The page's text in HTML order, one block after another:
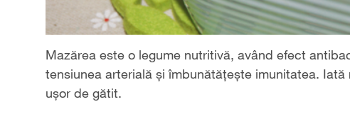
Mazărea este o legume nutritivă, având efect
tensiunea arterială și îmbunătățește imunitatea.
ușor de gătit.